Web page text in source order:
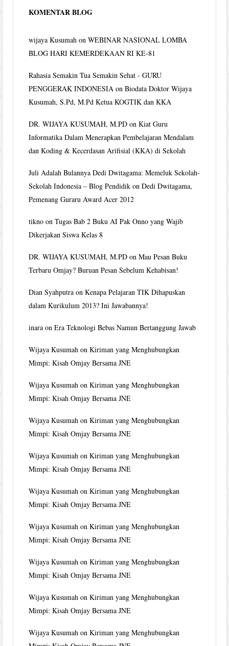
KOMENTAR BLOG
wijaya Kusumah onWEBINAR NASIONAL LOMBA
BLOG HARI KEMERDEKAAN RI KE-81
Rahasia Semakin Tua Semakin Sehat - GURU
PENGGERAK INDONESIA onBiodata Doktor Wijaya
Kusumah, S.Pd, M.Pd Ketua KOGTIK dan KKA
DR. WIJAYA KUSUMAH, M.PD onKiat Guru
Informatika Dalam Menerapkan Pembelajaran Mendalam
dan Koding & Kecerdasan Arifisial (KKA) di Sekolah
Juli Adalah Bulannya Dedi Dwitagama: Memeluk Sekolah-
Sekolah Indonesia – Blog Pendidik onDedi Dwitagama,
Pemenang Guraru Award Acer 2012
tikno onTugas Bab 2 Buku AI Pak Onno yang Wajib
Dikerjakan Siswa Kelas 8
DR. WIJAYA KUSUMAH, M.PD onMau Pesan Buku
Terbaru Omjay? Buruan Pesan Sebelum Kehabisan!
Dian Syahputra onKenapa Pelajaran TIK Dihapuskan
dalam Kurikulum 2013? Ini Jawabannya!
inara onEra Teknologi Bebas Namun Bertanggung Jawab
Wijaya Kusumah onKiriman yang Menghubungkan
Mimpi: Kisah Omjay Bersama JNE
Wijaya Kusumah onKiriman yang Menghubungkan
Mimpi: Kisah Omjay Bersama JNE
Wijaya Kusumah onKiriman yang Menghubungkan
Mimpi: Kisah Omjay Bersama JNE
Wijaya Kusumah onKiriman yang Menghubungkan
Mimpi: Kisah Omjay Bersama JNE
Wijaya Kusumah onKiriman yang Menghubungkan
Mimpi: Kisah Omjay Bersama JNE
Wijaya Kusumah onKiriman yang Menghubungkan
Mimpi: Kisah Omjay Bersama JNE
Wijaya Kusumah onKiriman yang Menghubungkan
Mimpi: Kisah Omjay Bersama JNE
Wijaya Kusumah onKiriman yang Menghubungkan
Mimpi: Kisah Omjay Bersama JNE
Wijaya Kusumah onKiriman yang Menghubungkan